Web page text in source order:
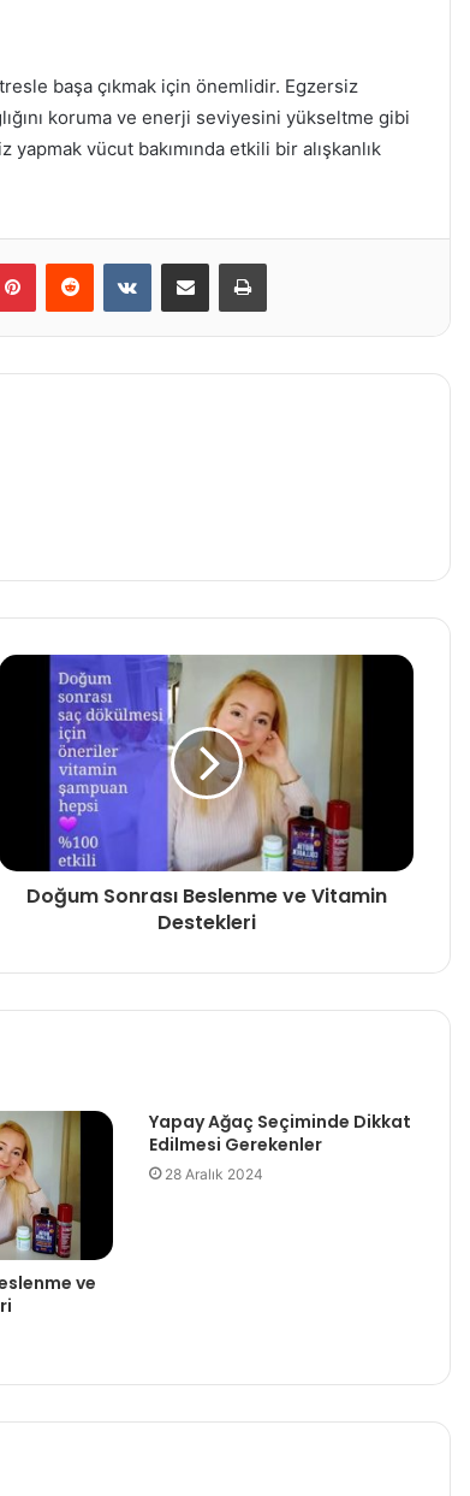
başa çıkmak için önemlidir. Egzersiz
koruma ve enerji seviyesini yükseltme gibi
vücut bakımında etkili bir alışkanlık
PinterestReddit VKontakteE-Posta ile paylaş Yazdır
Doğum Sonrası Beslenme ve Vitamin
Destekleri
ve
Yapay Ağaç Seçiminde Dikkat
Edilmesi Gerekenler
28 Aralık 2024